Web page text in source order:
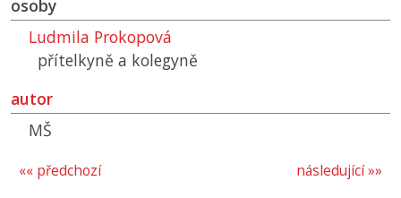
osoby
Ludmila Prokopová
přítelkyně a kolegyně
autor
MŠ
následující »»
«« předchozí